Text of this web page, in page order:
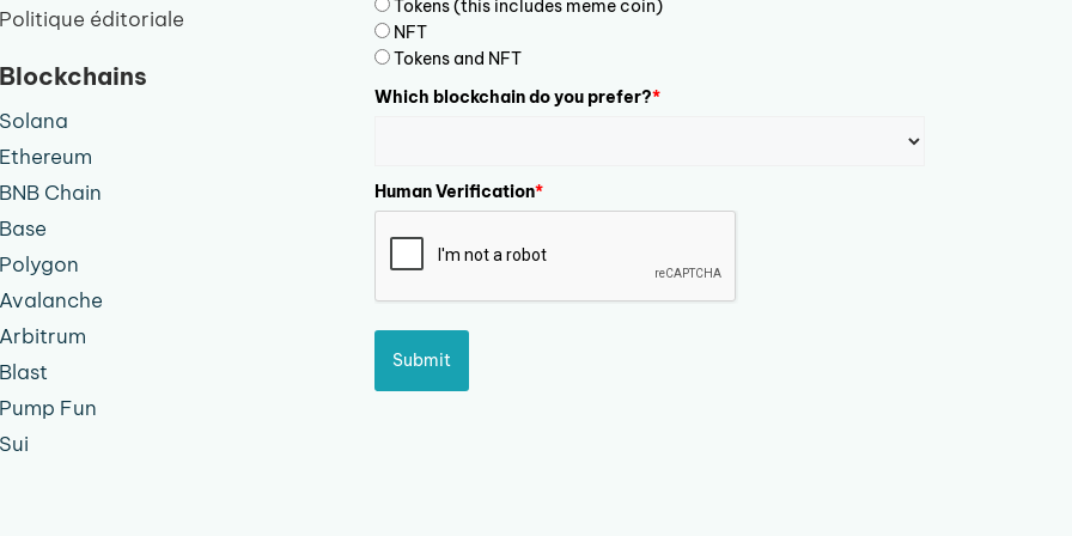
Politique éditoriale
Blockchains
Solana
Ethereum
BNB Chain
Base
Polygon
Avalanche
Arbitrum
Blast
Pump Fun
Sui
Tokens (this includes meme coin)
NFT
Tokens and NFT
Which blockchain do you prefer?*
Human Verification*
Submit